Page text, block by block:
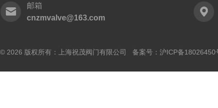
邮箱
cnzmvalve@163.com
© 2026 版权所有：上海祝茂阀门有限公司 备案号： 沪ICP备18026450